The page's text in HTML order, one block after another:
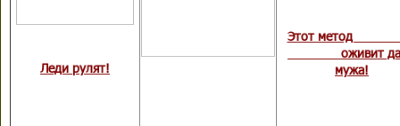
Леди рулят!
Этот
оживит
мужа!